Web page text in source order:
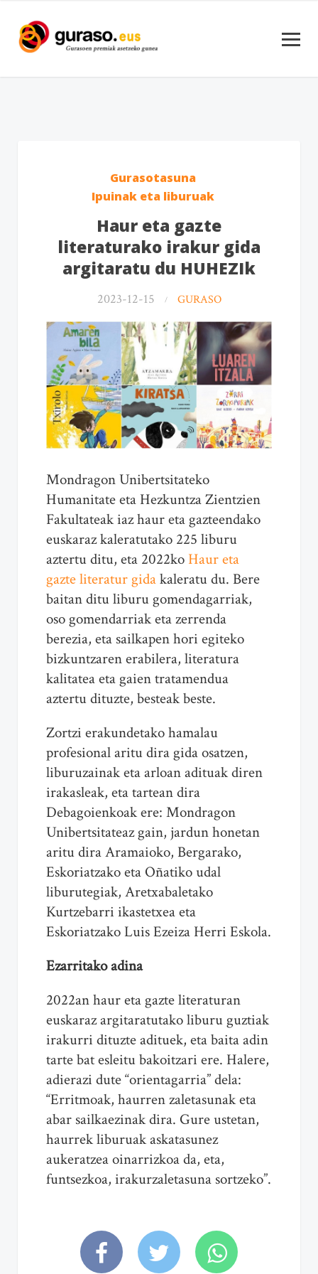
Gurasotasuna
Ipuinak eta liburuak
Haur eta gazte
literaturako irakur gida
argitaratu du HUHEZIk
2023-12-15 GURASO
Mondragon Unibertsitateko
Humanitate eta Hezkuntza Zientzien
Fakultateak iaz haur eta gazteendako
euskaraz kaleratutako 225 liburu
aztertu ditu, eta 2022koHaur eta
gazte literatur gidakaleratu du. Bere
baitan ditu liburu gomendagarriak,
oso gomendarriak eta zerrenda
berezia, eta sailkapen hori egiteko
bizkuntzaren erabilera, literatura
kalitatea eta gaien tratamendua
aztertu dituzte, besteak beste.
Zortzi erakundetako hamalau
profesional aritu dira gida osatzen,
liburuzainak eta arloan adituak diren
irakasleak, eta tartean dira
Debagoienkoak ere: Mondragon
Unibertsitateaz gain, jardun honetan
aritu dira Aramaioko, Bergarako,
Eskoriatzako eta Oñatiko udal
liburutegiak, Aretxabaletako
Kurtzebarri ikastetxea eta
Eskoriatzako Luis Ezeiza Herri Eskola.
Ezarritako adina
2022an haur eta gazte literaturan
euskaraz argitaratutako liburu guztiak
irakurri dituzte adituek, eta baita adin
tarte bat esleitu bakoitzari ere. Halere,
adierazi dute “orientagarria” dela:
“Erritmoak, haurren zaletasunak eta
abar sailkaezinak dira. Gure ustetan,
haurrek liburuak askatasunez
aukeratzea oinarrizkoa da, eta,
funtsezkoa, irakurzaletasuna sortzeko”.